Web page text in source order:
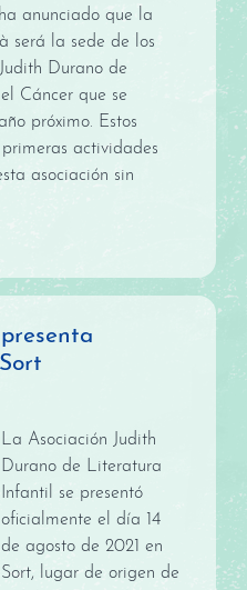
anunciado que la
será la sede de los
Durano de
Cáncer que se
próximo. Estos
actividades
asociación sin
La Asociación Judith
Durano de Literatura
Infantil se presentó
oficialmente el día 14
de agosto de 2021 en
Sort, lugar de origen de